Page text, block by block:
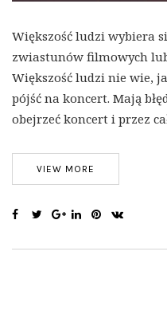
Większość ludzi wybiera
zwiastunów filmowych
Większość ludzi nie wie,
pójść na koncert. Mają
obejrzeć koncert i przez
VIEW MORE